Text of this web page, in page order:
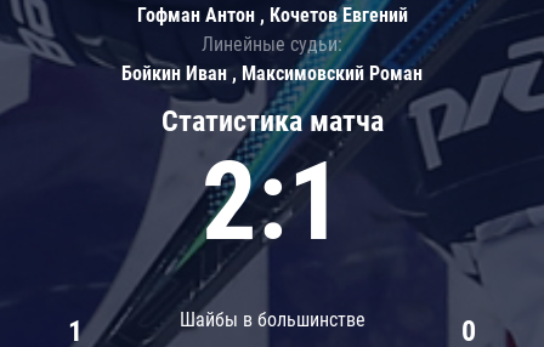
Статистика матча
2:1
Шайбы в большинстве
1 0
Гофман Антон , Кочетов Евгений
Линейные судьи:
Бойкин Иван , Максимовский Роман